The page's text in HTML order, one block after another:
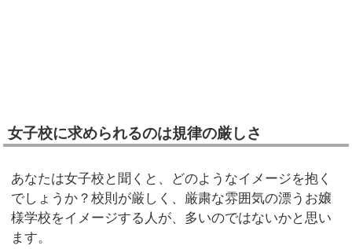
女子校に求められるのは規律の厳しさ
あなたは女子校と聞くと、どのようなイメージを抱く
でしょうか？校則が厳しく、厳粛な雰囲気の漂うお嬢
様学校をイメージする人が、多いのではないかと思い
ます。